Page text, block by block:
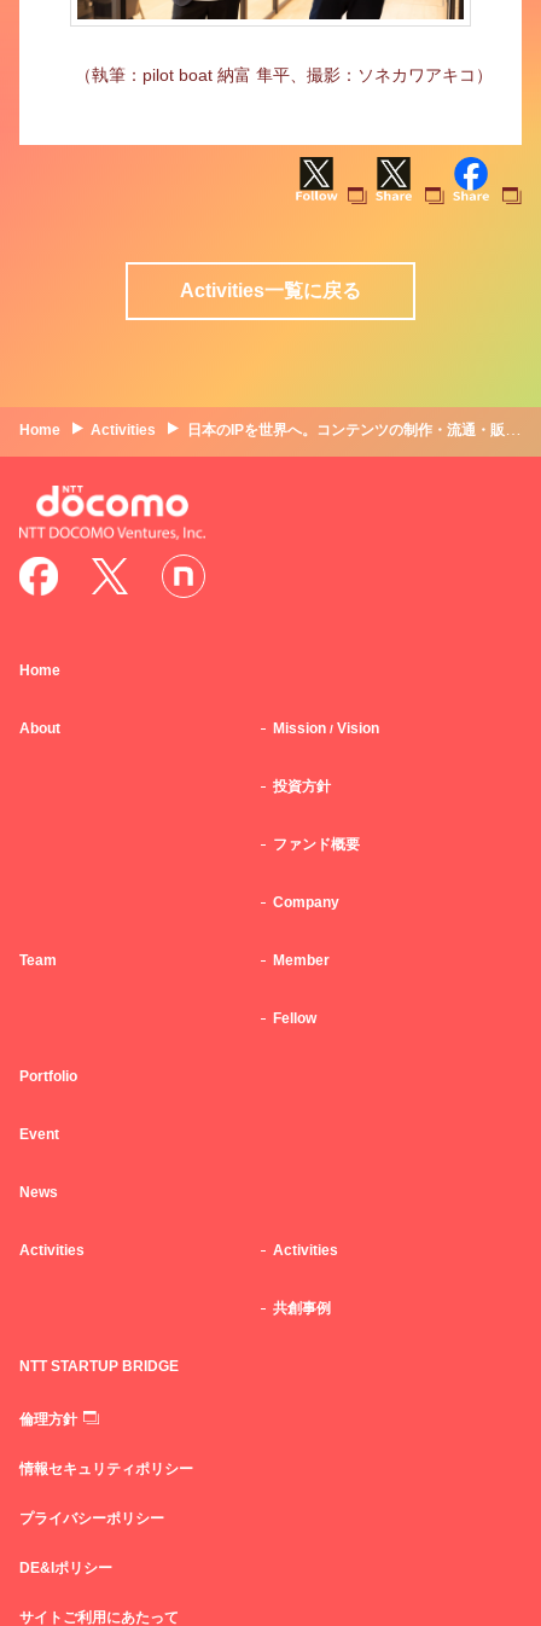
（執筆：pilot boat 納富 隼平、撮影：ソネカワアキコ）
Activities一覧に戻る
Home Activities 日本のIPを世界へ。コンテンツの制作・流通・販売すべてを手掛ける、NDVのエンタメ投資に迫る | Minto ✕ NTTドコモ・ベンチャーズ
Home
About Mission / Vision
投資方針
ファンド概要
Company
Team Member
Fellow
Portfolio
Event
News
Activities Activities
共創事例
NTT STARTUP BRIDGE
倫理方針
情報セキュリティポリシー
プライバシーポリシー
DE&Iポリシー
サイトご利用にあたって